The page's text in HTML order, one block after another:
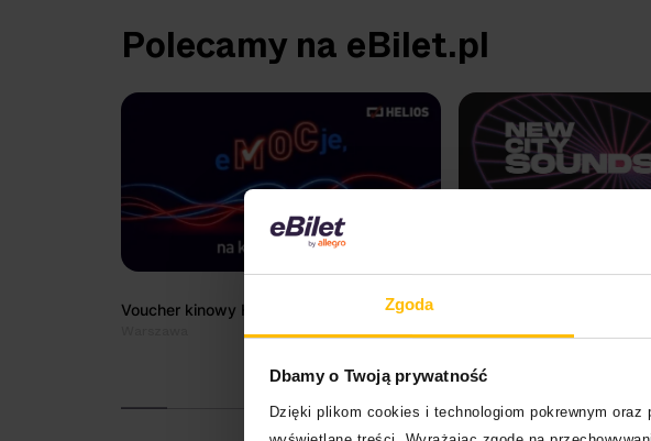
Zgoda
Dbamy o Twoją prywatność
Dzięki plikom cookies i technologiom pokrewnym
Polecamy na eBilet.pl
Voucher kinowy Helios